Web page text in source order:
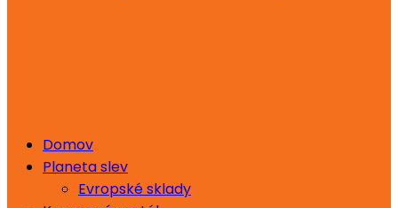
Domov
Planeta slev
Evropské sklady